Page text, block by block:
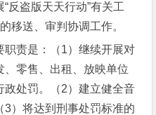
反盗版天天行动”有关工
移送、审判协调工作。
责是：（1）继续开展对
零售、出租、放映单位
政处罚。（2）建立健全音
）将达到刑事处罚标准的